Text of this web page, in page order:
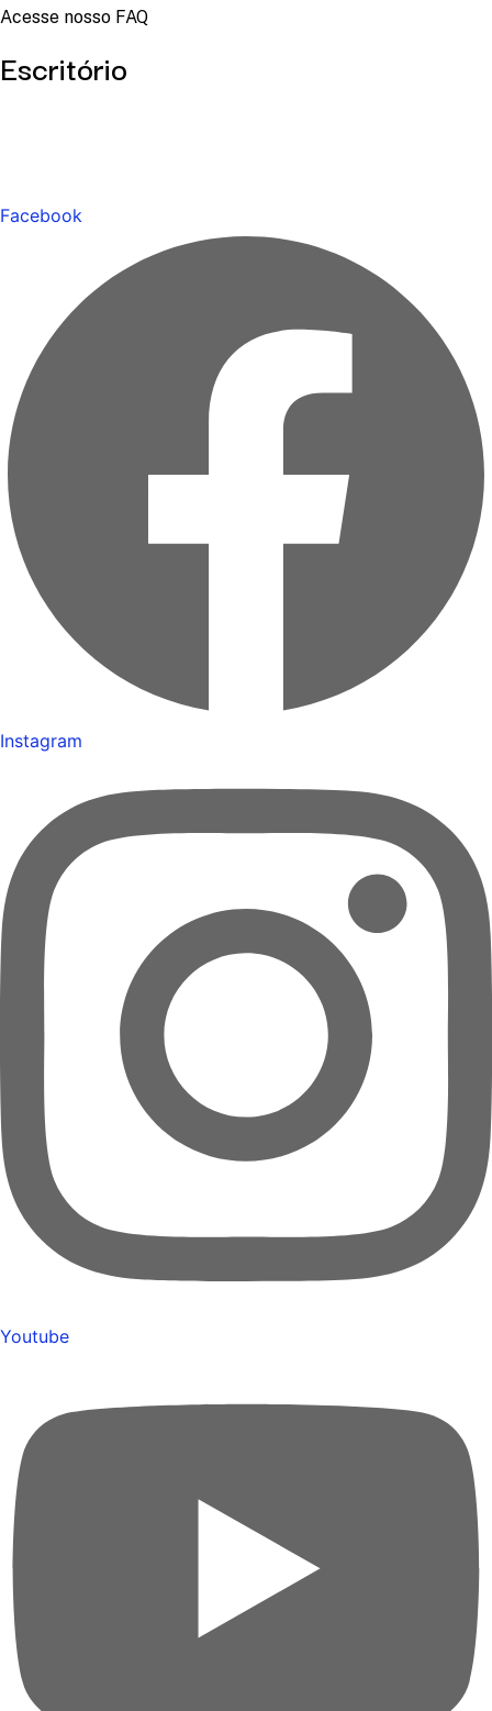
Acesse nosso FAQ
Escritório
Facebook
Instagram
Youtube